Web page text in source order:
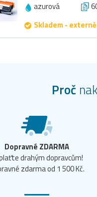
azurová
Skladem - externě
Proč
Dopravné ZDARMA
drahým dopravcům!
zdarma od 1 500 Kč.